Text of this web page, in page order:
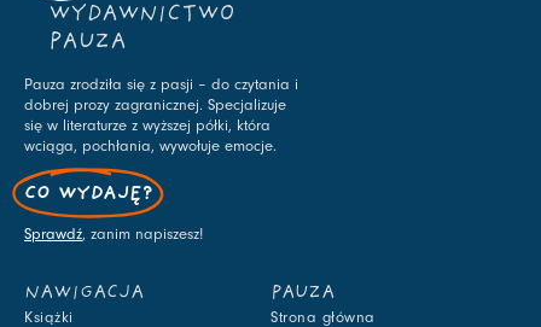
WYDAWNICTWO
PAUZA
Pauza zrodziła się z pasji – do czytania i
dobrej prozy zagranicznej. Specjalizuje
się w literaturze z wyższej półki, która
wciąga, pochłania, wywołuje emocje.
CO WYDAJĘ?
Sprawdź, zanim napiszesz!
NAWIGACJA
Książki
PAUZA
Strona główna